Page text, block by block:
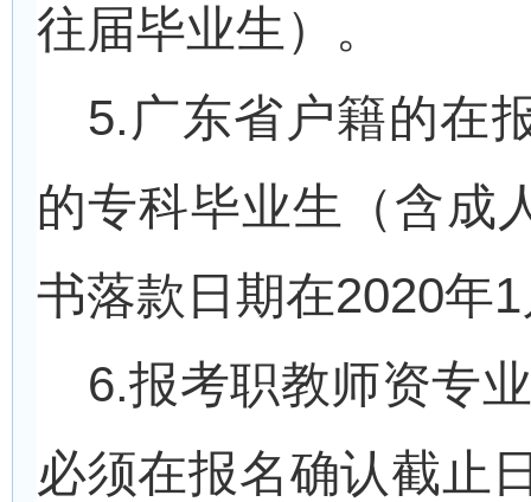
往届毕业生）。
5.广东省户籍的在
的专科毕业生（含成
书落款日期在2020年
6.报考职教师资专
必须在报名确认截止